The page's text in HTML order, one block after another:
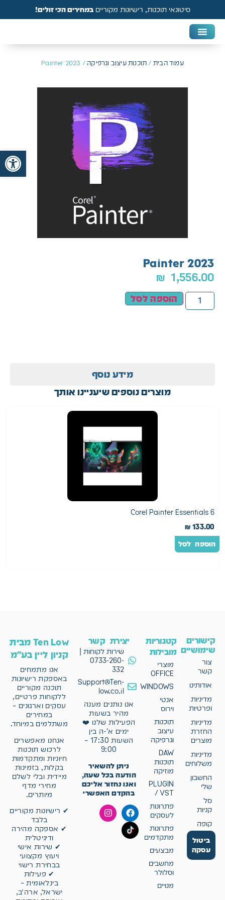
סיטונאי תוכנות, רישיונות מקורייםבמחירים הכי זולים!
עמוד הבית /תוכנות עיצוב וגרפיקה/ Painter 2023
Painter 2023
₪ 1,556.00
הוספה לסל
מידע נוסף
מוצרים נוספים שיעניינו אותך
Corel Painter Essentials 6
₪ 133.00
הוספה לסל
קישורים
שימושיים
צור
קשר
אודותינו
מדיניות
ופרטיות
מדיניות
החזרת
מוצרים
מדיניות
משלוחים
החשבון
שלי
סל
קניות
קופה
ביטול
עסקה
קטגוריות
מובילות
מוצרי
OFFICE
WINDOWS
אנטי
וירוס
תוכנות
עיצוב
וגרפיקה
DAW
תוכנות
מוזיקה
PLUGIN
/ VST
פתרונות
לעסקים
פתרונות
מתקדמים
מבצעים
מחשבים
וסלולר
מנויים
יצירת קשר
שירות לקוחות |
0733-260-
332
Support@Ten-
low.co.il
אנו נותנים מענה
מהיר בשעות
הפעילות שלנו ❤️
ימים א'-ה בין
השעות 17:30 –
9:00
ניתן להשאיר
הודעה בכל שעה,
ואנו נחזור אליכם
בהקדם האפשרי
Ten Low מבית
קניון ליין בע"מ
אנו מתמחים
באספקת רישיונות
תוכנה מקוריים
ללקוחות פרטיים,
עסקים וארגונים –
במחירים
משתלמים במיוחד.
אנחנו מאפשרים
לרכוש תוכנות
חיוניות ומתקדמות
בקלות, בזמינות
מיידית ובלי לשלם
מחירי מדף
מיותרים.
✔ רישיונות מקוריים
בלבד
✔ אספקה מהירה
ודיגיטלית
✔ שירות אישי
ויעוץ מקצועי
בבחירת רישוי
✔ פעילות
בינלאומית –
ישראל, ארה״ב,